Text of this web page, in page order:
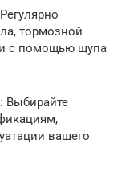
тормозной
с помощью щупа
Выбирайте
вашего